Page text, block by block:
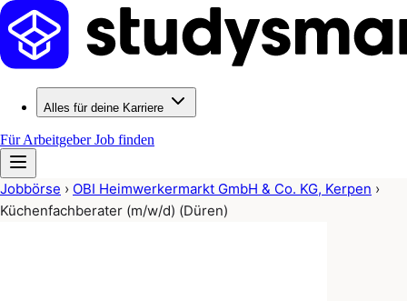
Alles für deine Karriere
Für ArbeitgeberJob finden
Jobbörse › OBI Heimwerkermarkt GmbH & Co. KG, Kerpen ›
Küchenfachberater (m/w/d) (Düren)